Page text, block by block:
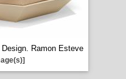
Design. Ramon Esteve